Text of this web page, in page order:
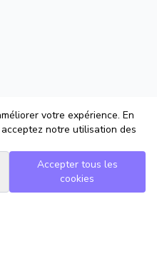
votre expérience. En
notre utilisation des
Accepter tous les
cookies